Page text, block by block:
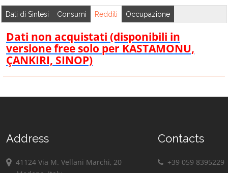
Dati di Sintesi Consumi Redditi Occupazione
Dati non acquistati (disponibili in
versione free solo per KASTAMONU,
ÇANKIRI, SINOP)
Address
41124 Via M. Vellani Marchi, 20
Contacts
+39 059 8395229